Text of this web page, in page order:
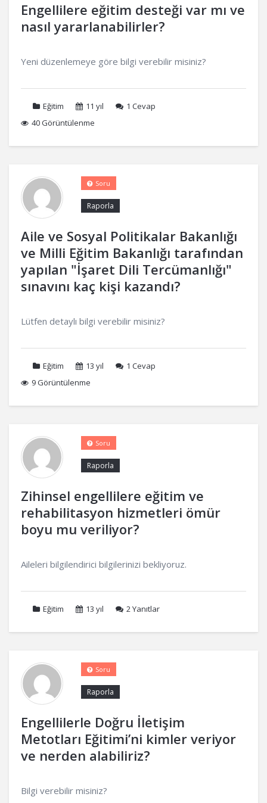
Engellilere eğitim desteği var mı ve
nasıl yararlanabilirler?
Yeni düzenlemeye göre bilgi verebilir misiniz?
Eğitim 11 yıl 1 Cevap
40 Görüntülenme
Aile ve Sosyal Politikalar Bakanlığı
ve Milli Eğitim Bakanlığı tarafından
yapılan "İşaret Dili Tercümanlığı"
sınavını kaç kişi kazandı?
Raporla
Soru
Lütfen detaylı bilgi verebilir misiniz?
Eğitim 13 yıl 1 Cevap
9 Görüntülenme
Zihinsel engellilere eğitim ve
rehabilitasyon hizmetleri ömür
boyu mu veriliyor?
Raporla
Soru
Aileleri bilgilendirici bilgilerinizi bekliyoruz.
Eğitim 13 yıl 2Yanıtlar
Engellilerle Doğru İletişim
Metotları Eğitimi’ni kimler veriyor
ve nerden alabiliriz?
Raporla
Soru
Bilgi verebilir misiniz?